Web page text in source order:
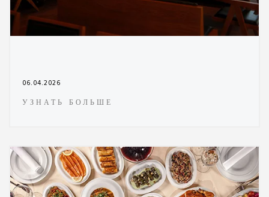
06.04.2026
УЗНАТЬ БОЛЬШЕ